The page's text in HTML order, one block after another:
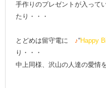
手作りのプレゼントが入って
たり・・・
とどめは留守電に ♪“Happy
り・・・
中上同様、沢山の人達の愛情